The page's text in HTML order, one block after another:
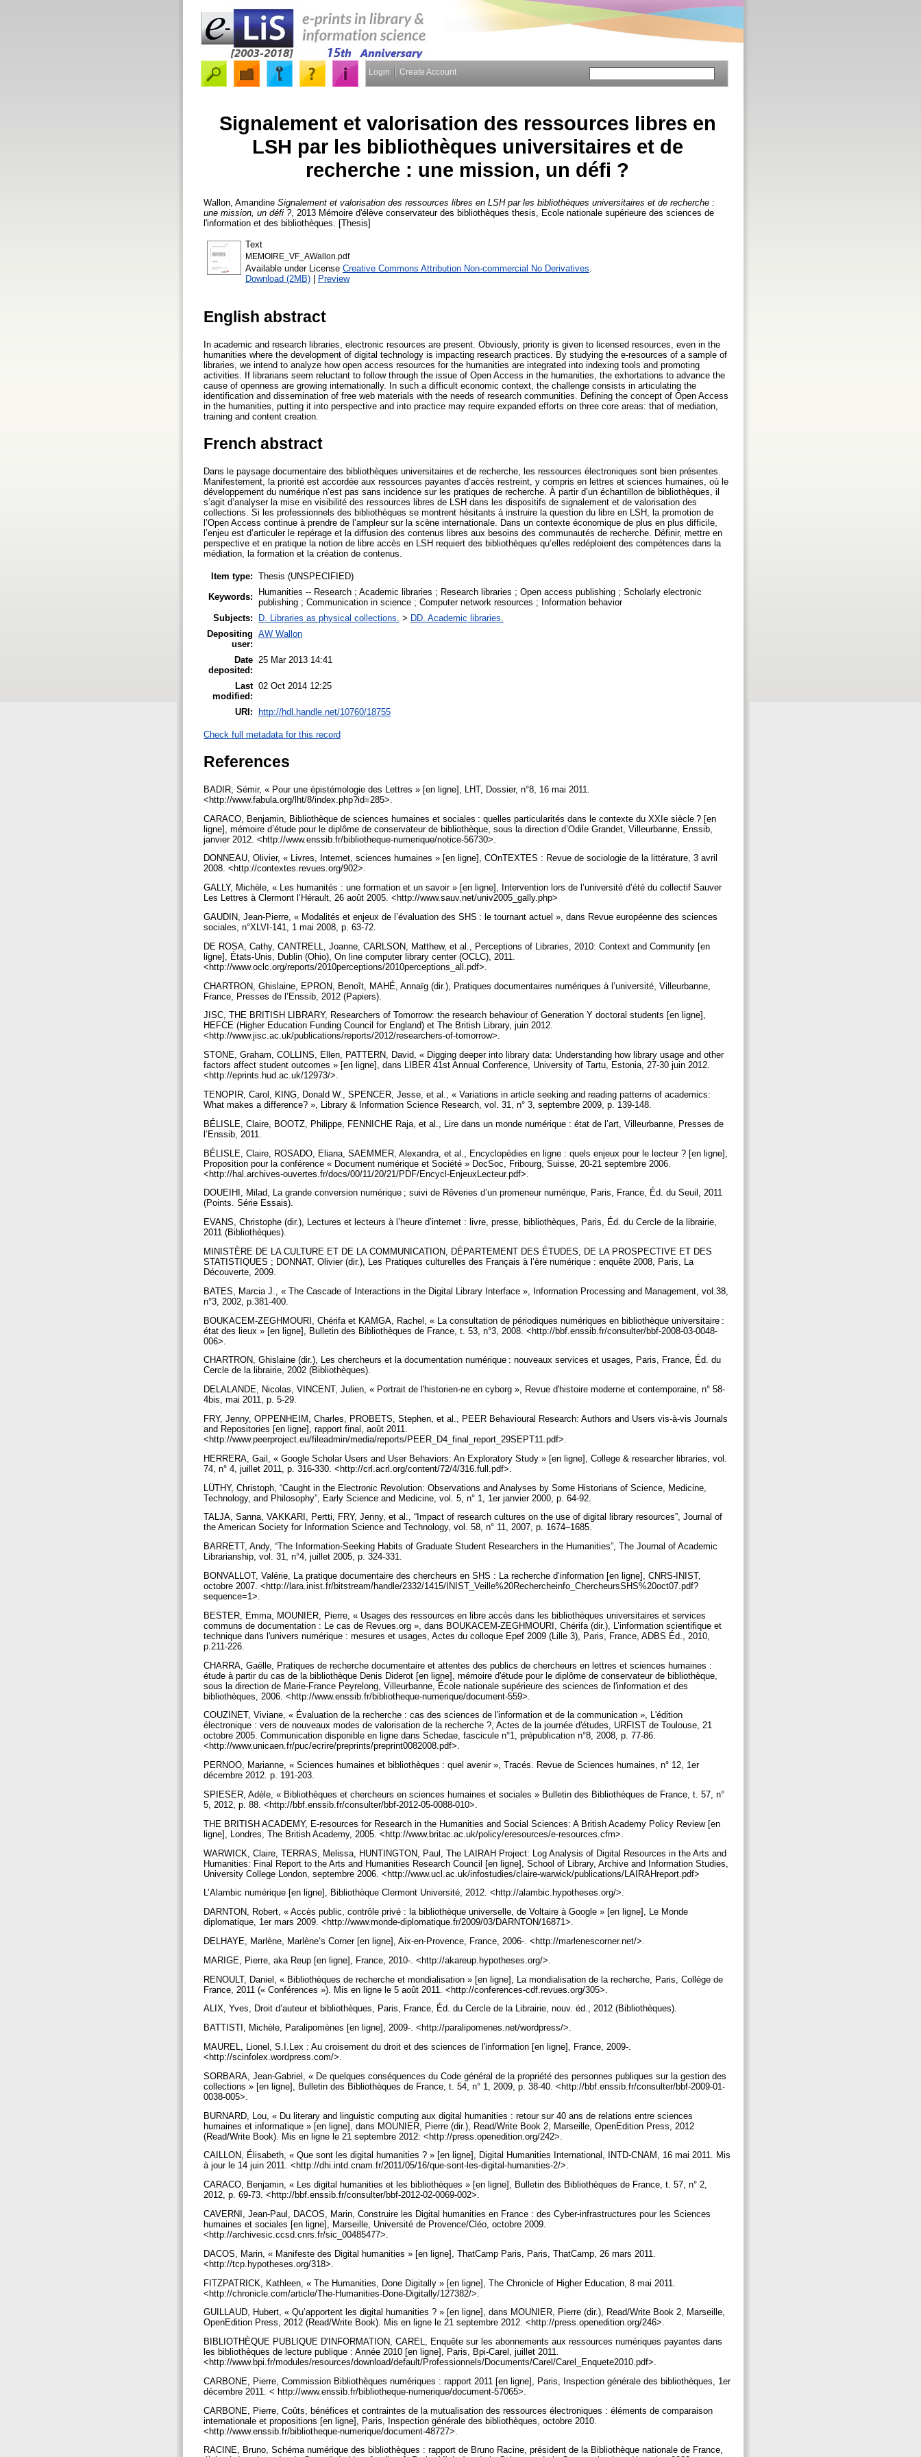
Login Create Account
Signalement et valorisation des ressources libres en
LSH par les bibliothèques universitaires et de
recherche : une mission, un défi ?
Wallon, Amandine Signalement et valorisation des ressources libres en LSH par les bibliothèques universitaires et de recherche :
une mission, un défi ?, 2013 Mémoire d'élève conservateur des bibliothèques thesis, Ecole nationale supérieure des sciences de
l'information et des bibliothèques. [Thesis]
Text
MEMOIRE_VF_AWallon.pdf
Available under License Creative Commons Attribution Non-commercial No Derivatives
Download (2MB) | Preview
English abstract
In academic and research libraries, electronic resources are present. Obviously, priority is given to licensed resources, even in the
humanities where the development of digital technology is impacting research practices. By studying the e-resources of a sample of
libraries, we intend to analyze how open access resources for the humanities are integrated into indexing tools and promoting
activities. If librarians seem reluctant to follow through the issue of Open Access in the humanities, the exhortations to advance the
cause of openness are growing internationally. In such a difficult economic context, the challenge consists in articulating the
identification and dissemination of free web materials with the needs of research communities. Defining the concept of Open Access
in the humanities, putting it into perspective and into practice may require expanded efforts on three core areas: that of mediation,
training and content creation.
French abstract
Dans le paysage documentaire des bibliothèques universitaires et de recherche, les ressources électroniques sont bien présentes.
Manifestement, la priorité est accordée aux ressources payantes d’accès restreint, y compris en lettres et sciences humaines, où le
développement du numérique n’est pas sans incidence sur les pratiques de recherche. À partir d’un échantillon de bibliothèques, il
s’agit d’analyser la mise en visibilité des ressources libres de LSH dans les dispositifs de signalement et de valorisation des
collections. Si les professionnels des bibliothèques se montrent hésitants à instruire la question du libre en LSH, la promotion de
l’Open Access continue à prendre de l’ampleur sur la scène internationale. Dans un contexte économique de plus en plus difficile,
l’enjeu est d’articuler le repérage et la diffusion des contenus libres aux besoins des communautés de recherche. Définir, mettre en
perspective et en pratique la notion de libre accès en LSH requiert des bibliothèques qu’elles redéploient des compétences dans la
médiation, la formation et la création de contenus.
Item type: Thesis (UNSPECIFIED)
Keywords:
Humanities -- Research ; Academic libraries ; Research libraries ; Open access publishing ; Scholarly electronic
publishing ; Communication in science ; Computer network resources ; Information behavior
Subjects:
D. Libraries as physical collections. > DD. Academic libraries.
Depositing
user:
AW Wallon
Date
deposited:
25 Mar 2013 14:41
Last
modified:
02 Oct 2014 12:25
URI: http://hdl.handle.net/10760/18755
Check full metadata for this record
References
BADIR, Sémir, « Pour une épistémologie des Lettres » [en ligne], LHT, Dossier, n°8, 16 mai 2011.
<http://www.fabula.org/lht/8/index.php?id=285>.
CARACO, Benjamin, Bibliothèque de sciences humaines et sociales : quelles particularités dans le contexte du XXIe siècle ? [en
ligne], mémoire d’étude pour le diplôme de conservateur de bibliothèque, sous la direction d’Odile Grandet, Villeurbanne, Enssib,
janvier 2012. <http://www.enssib.fr/bibliotheque-numerique/notice-56730>.
DONNEAU, Olivier, « Livres, Internet, sciences humaines » [en ligne], COnTEXTES : Revue de sociologie de la littérature, 3 avril
2008. <http://contextes.revues.org/902>.
GALLY, Michèle, « Les humanités : une formation et un savoir » [en ligne], Intervention lors de l’université d’été du collectif Sauver
Les Lettres à Clermont l’Hérault, 26 août 2005. <http://www.sauv.net/univ2005_gally.php>
GAUDIN, Jean-Pierre, « Modalités et enjeux de l’évaluation des SHS : le tournant actuel », dans Revue européenne des sciences
sociales, n°XLVI-141, 1 mai 2008, p. 63-72.
DE ROSA, Cathy, CANTRELL, Joanne, CARLSON, Matthew, et al., Perceptions of Libraries, 2010: Context and Community [en
ligne], États-Unis, Dublin (Ohio), On line computer library center (OCLC), 2011.
<http://www.oclc.org/reports/2010perceptions/2010perceptions_all.pdf>.
CHARTRON, Ghislaine, EPRON, Benoît, MAHÉ, Annaïg (dir.), Pratiques documentaires numériques à l’université, Villeurbanne,
France, Presses de l’Enssib, 2012 (Papiers).
JISC, THE BRITISH LIBRARY, Researchers of Tomorrow: the research behaviour of Generation Y doctoral students [en ligne],
HEFCE (Higher Education Funding Council for England) et The British Library, juin 2012.
<http://www.jisc.ac.uk/publications/reports/2012/researchers-of-tomorrow>.
STONE, Graham, COLLINS, Ellen, PATTERN, David, « Digging deeper into library data: Understanding how library usage and other
factors affect student outcomes » [en ligne], dans LIBER 41st Annual Conference, University of Tartu, Estonia, 27-30 juin 2012.
<http://eprints.hud.ac.uk/12973/>.
TENOPIR, Carol, KING, Donald W., SPENCER, Jesse, et al., « Variations in article seeking and reading patterns of academics:
What makes a difference? », Library & Information Science Research, vol. 31, n° 3, septembre 2009, p. 139-148.
BÉLISLE, Claire, BOOTZ, Philippe, FENNICHE Raja, et al., Lire dans un monde numérique : état de l’art, Villeurbanne, Presses de
l’Enssib, 2011.
BÉLISLE, Claire, ROSADO, Eliana, SAEMMER, Alexandra, et al., Encyclopédies en ligne : quels enjeux pour le lecteur ? [en ligne],
Proposition pour la conférence « Document numérique et Société » DocSoc, Fribourg, Suisse, 20-21 septembre 2006.
<http://hal.archives-ouvertes.fr/docs/00/11/20/21/PDF/Encycl-EnjeuxLecteur.pdf>.
DOUEIHI, Milad, La grande conversion numérique ; suivi de Rêveries d’un promeneur numérique, Paris, France, Éd. du Seuil, 2011
(Points. Série Essais).
EVANS, Christophe (dir.), Lectures et lecteurs à l’heure d’internet : livre, presse, bibliothèques, Paris, Éd. du Cercle de la librairie,
2011 (Bibliothèques).
MINISTÈRE DE LA CULTURE ET DE LA COMMUNICATION, DÉPARTEMENT DES ÉTUDES, DE LA PROSPECTIVE ET DES
STATISTIQUES ; DONNAT, Olivier (dir.), Les Pratiques culturelles des Français à l’ère numérique : enquête 2008, Paris, La
Découverte, 2009.
BATES, Marcia J., « The Cascade of Interactions in the Digital Library Interface », Information Processing and Management, vol.38,
n°3, 2002, p.381-400.
BOUKACEM-ZEGHMOURI, Chérifa et KAMGA, Rachel, « La consultation de périodiques numériques en bibliothèque universitaire :
état des lieux » [en ligne], Bulletin des Bibliothèques de France, t. 53, n°3, 2008. <http://bbf.enssib.fr/consulter/bbf-2008-03-0048-
006>.
CHARTRON, Ghislaine (dir.), Les chercheurs et la documentation numérique : nouveaux services et usages, Paris, France, Éd. du
Cercle de la librairie, 2002 (Bibliothèques).
DELALANDE, Nicolas, VINCENT, Julien, « Portrait de l'historien-ne en cyborg », Revue d'histoire moderne et contemporaine, n° 58-
4bis, mai 2011, p. 5-29.
FRY, Jenny, OPPENHEIM, Charles, PROBETS, Stephen, et al., PEER Behavioural Research: Authors and Users vis-à-vis Journals
and Repositories [en ligne], rapport final, août 2011.
<http://www.peerproject.eu/fileadmin/media/reports/PEER_D4_final_report_29SEPT11.pdf>.
HERRERA, Gail, « Google Scholar Users and User Behaviors: An Exploratory Study » [en ligne], College & researcher libraries, vol.
74, n° 4, juillet 2011, p. 316-330. <http://crl.acrl.org/content/72/4/316.full.pdf>.
LÜTHY, Christoph, “Caught in the Electronic Revolution: Observations and Analyses by Some Historians of Science, Medicine,
Technology, and Philosophy”, Early Science and Medicine, vol. 5, n° 1, 1er janvier 2000, p. 64-92.
TALJA, Sanna, VAKKARI, Pertti, FRY, Jenny, et al., “Impact of research cultures on the use of digital library resources”, Journal of
the American Society for Information Science and Technology, vol. 58, n° 11, 2007, p. 1674–1685.
BARRETT, Andy, “The Information-Seeking Habits of Graduate Student Researchers in the Humanities”, The Journal of Academic
Librarianship, vol. 31, n°4, juillet 2005, p. 324-331.
BONVALLOT, Valérie, La pratique documentaire des chercheurs en SHS : La recherche d’information [en ligne], CNRS-INIST,
octobre 2007. <http://lara.inist.fr/bitstream/handle/2332/1415/INIST_Veille%20Rechercheinfo_ChercheursSHS%20oct07.pdf?
sequence=1>.
BESTER, Emma, MOUNIER, Pierre, « Usages des ressources en libre accès dans les bibliothèques universitaires et services
communs de documentation : Le cas de Revues.org », dans BOUKACEM-ZEGHMOURI, Chérifa (dir.), L’information scientifique et
technique dans l'univers numérique : mesures et usages, Actes du colloque Epef 2009 (Lille 3), Paris, France, ADBS Éd., 2010,
p.211-226.
CHARRA, Gaëlle, Pratiques de recherche documentaire et attentes des publics de chercheurs en lettres et sciences humaines :
étude à partir du cas de la bibliothèque Denis Diderot [en ligne], mémoire d'étude pour le diplôme de conservateur de bibliothèque,
sous la direction de Marie-France Peyrelong, Villeurbanne, École nationale supérieure des sciences de l'information et des
bibliothèques, 2006. <http://www.enssib.fr/bibliotheque-numerique/document-559>.
COUZINET, Viviane, « Évaluation de la recherche : cas des sciences de l'information et de la communication », L'édition
électronique : vers de nouveaux modes de valorisation de la recherche ?, Actes de la journée d'études, URFIST de Toulouse, 21
octobre 2005. Communication disponible en ligne dans Schedae, fascicule n°1, prépublication n°8, 2008, p. 77-86.
<http://www.unicaen.fr/puc/ecrire/preprints/preprint0082008.pdf>.
PERNOO, Marianne, « Sciences humaines et bibliothèques : quel avenir », Tracés. Revue de Sciences humaines, n° 12, 1er
décembre 2012. p. 191-203.
SPIESER, Adèle, « Bibliothèques et chercheurs en sciences humaines et sociales » Bulletin des Bibliothèques de France, t. 57, n°
5, 2012, p. 88. <http://bbf.enssib.fr/consulter/bbf-2012-05-0088-010>.
THE BRITISH ACADEMY, E-resources for Research in the Humanities and Social Sciences: A British Academy Policy Review [en
ligne], Londres, The British Academy, 2005. <http://www.britac.ac.uk/policy/eresources/e-resources.cfm>.
WARWICK, Claire, TERRAS, Melissa, HUNTINGTON, Paul, The LAIRAH Project: Log Analysis of Digital Resources in the Arts and
Humanities: Final Report to the Arts and Humanities Research Council [en ligne], School of Library, Archive and Information Studies,
University College London, septembre 2006. <http://www.ucl.ac.uk/infostudies/claire-warwick/publications/LAIRAHreport.pdf>
L’Alambic numérique [en ligne], Bibliothèque Clermont Université, 2012. <http://alambic.hypotheses.org/>.
DARNTON, Robert, « Accès public, contrôle privé : la bibliothèque universelle, de Voltaire à Google » [en ligne], Le Monde
diplomatique, 1er mars 2009. <http://www.monde-diplomatique.fr/2009/03/DARNTON/16871>.
DELHAYE, Marlène, Marlène’s Corner [en ligne], Aix-en-Provence, France, 2006-. <http://marlenescorner.net/>.
MARIGE, Pierre, aka Reup [en ligne], France, 2010-. <http://akareup.hypotheses.org/>.
RENOULT, Daniel, « Bibliothèques de recherche et mondialisation » [en ligne], La mondialisation de la recherche, Paris, Collège de
France, 2011 (« Conférences »). Mis en ligne le 5 août 2011. <http://conferences-cdf.revues.org/305>.
ALIX, Yves, Droit d’auteur et bibliothèques, Paris, France, Éd. du Cercle de la Librairie, nouv. éd., 2012 (Bibliothèques).
BATTISTI, Michèle, Paralipomènes [en ligne], 2009-. <http://paralipomenes.net/wordpress/>.
MAUREL, Lionel, S.I.Lex : Au croisement du droit et des sciences de l'information [en ligne], France, 2009-.
<http://scinfolex.wordpress.com/>.
SORBARA, Jean-Gabriel, « De quelques conséquences du Code général de la propriété des personnes publiques sur la gestion des
collections » [en ligne], Bulletin des Bibliothèques de France, t. 54, n° 1, 2009, p. 38-40. <http://bbf.enssib.fr/consulter/bbf-2009-01-
0038-005>.
BURNARD, Lou, « Du literary and linguistic computing aux digital humanities : retour sur 40 ans de relations entre sciences
humaines et informatique » [en ligne], dans MOUNIER, Pierre (dir.), Read/Write Book 2, Marseille, OpenEdition Press, 2012
(Read/Write Book). Mis en ligne le 21 septembre 2012: <http://press.openedition.org/242>.
CAILLON, Élisabeth, « Que sont les digital humanities ? » [en ligne], Digital Humanities International, INTD-CNAM, 16 mai 2011. Mis
à jour le 14 juin 2011. <http://dhi.intd.cnam.fr/2011/05/16/que-sont-les-digital-humanities-2/>.
CARACO, Benjamin, « Les digital humanities et les bibliothèques » [en ligne], Bulletin des Bibliothèques de France, t. 57, n° 2,
2012, p. 69-73. <http://bbf.enssib.fr/consulter/bbf-2012-02-0069-002>.
CAVERNI, Jean-Paul, DACOS, Marin, Construire les Digital humanities en France : des Cyber-infrastructures pour les Sciences
humaines et sociales [en ligne], Marseille, Université de Provence/Cléo, octobre 2009.
<http://archivesic.ccsd.cnrs.fr/sic_00485477>.
DACOS, Marin, « Manifeste des Digital humanities » [en ligne], ThatCamp Paris, Paris, ThatCamp, 26 mars 2011.
<http://tcp.hypotheses.org/318>.
FITZPATRICK, Kathleen, « The Humanities, Done Digitally » [en ligne], The Chronicle of Higher Education, 8 mai 2011.
<http://chronicle.com/article/The-Humanities-Done-Digitally/127382/>.
GUILLAUD, Hubert, « Qu’apportent les digital humanities ? » [en ligne], dans MOUNIER, Pierre (dir.), Read/Write Book 2, Marseille,
OpenEdition Press, 2012 (Read/Write Book). Mis en ligne le 21 septembre 2012. <http://press.openedition.org/246>.
BIBLIOTHÈQUE PUBLIQUE D'INFORMATION, CAREL, Enquête sur les abonnements aux ressources numériques payantes dans
les bibliothèques de lecture publique : Année 2010 [en ligne], Paris, Bpi-Carel, juillet 2011.
<http://www.bpi.fr/modules/resources/download/default/Professionnels/Documents/Carel/Carel_Enquete2010.pdf>.
CARBONE, Pierre, Commission Bibliothèques numériques : rapport 2011 [en ligne], Paris, Inspection générale des bibliothèques, 1er
décembre 2011. < http://www.enssib.fr/bibliotheque-numerique/document-57065>.
CARBONE, Pierre, Coûts, bénéfices et contraintes de la mutualisation des ressources électroniques : éléments de comparaison
internationale et propositions [en ligne], Paris, Inspection générale des bibliothèques, octobre 2010.
<http://www.enssib.fr/bibliotheque-numerique/document-48727>.
RACINE, Bruno, Schéma numérique des bibliothèques : rapport de Bruno Racine, président de la Bibliothèque nationale de France,